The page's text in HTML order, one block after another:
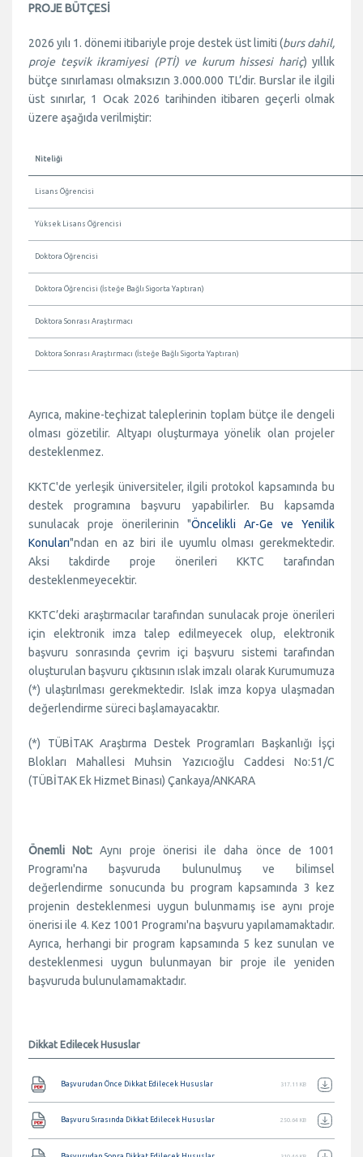
PROJE BÜTÇESİ
2026 yılı 1. dönemi itibariyle proje destek üst limiti (burs dahil,
proje teşvik ikramiyesi (PTİ) ve kurum hissesi hariç) yıllık
bütçe sınırlaması olmaksızın 3.000.000 TL’dir. Burslar ile ilgili
üst sınırlar, 1 Ocak 2026 tarihinden itibaren geçerli olmak
üzere aşağıda verilmiştir:
Niteliği
Lisans Öğrencisi
Yüksek Lisans Öğrencisi
Doktora Öğrencisi
Doktora Öğrencisi (İsteğe Bağlı Sigorta Yaptıran)
Doktora Sonrası Araştırmacı
Doktora Sonrası Araştırmacı (İsteğe Bağlı Sigorta Yaptıran)
Ayrıca, makine-teçhizat taleplerinin toplam bütçe ile dengeli
olması gözetilir. Altyapı oluşturmaya yönelik olan projeler
desteklenmez.
KKTC'de yerleşik üniversiteler, ilgili protokol kapsamında bu
destek programına başvuru yapabilirler. Bu kapsamda
sunulacak proje önerilerinin "Öncelikli Ar-Ge ve Yenilik
Konuları"ndan en az biri ile uyumlu olması gerekmektedir.
Aksi takdirde proje önerileri KKTC tarafından
desteklenmeyecektir.
KKTC’deki araştırmacılar tarafından sunulacak proje önerileri
için elektronik imza talep edilmeyecek olup, elektronik
başvuru sonrasında çevrim içi başvuru sistemi tarafından
oluşturulan başvuru çıktısının ıslak imzalı olarak Kurumumuza
(*) ulaştırılması gerekmektedir. Islak imza kopya ulaşmadan
değerlendirme süreci başlamayacaktır.
(*) TÜBİTAK Araştırma Destek Programları Başkanlığı İşçi
Blokları Mahallesi Muhsin Yazıcıoğlu Caddesi No:51/C
(TÜBİTAK Ek Hizmet Binası) Çankaya/ANKARA
Önemli Not: Aynı proje önerisi ile daha önce de 1001
Programı'na başvuruda bulunulmuş ve bilimsel
değerlendirme sonucunda bu program kapsamında 3 kez
projenin desteklenmesi uygun bulunmamış ise aynı proje
önerisi ile 4. Kez 1001 Programı'na başvuru yapılamamaktadır.
Ayrıca, herhangi bir program kapsamında 5 kez sunulan ve
desteklenmesi uygun bulunmayan bir proje ile yeniden
başvuruda bulunulamamaktadır.
Dikkat Edilecek Hususlar
Belge
Başvurudan Önce Dikkat Edilecek Hususlar 317.11 KB
Belge
Başvuru Sırasında Dikkat Edilecek Hususlar 250.64 KB
Belge